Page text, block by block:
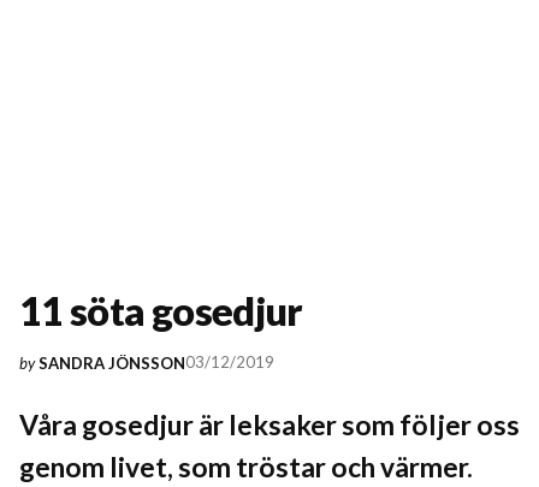
11 söta gosedjur
by SANDRA JÖNSSON03/12/2019
Våra gosedjur är leksaker som följer oss
genom livet, som tröstar och värmer.